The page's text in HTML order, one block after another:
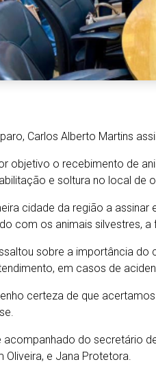
Carlos Alberto Martins
objetivo o recebimento de
e soltura no local de
cidade da região a
com os animais silvestres,
sobre a importância
em casos de
certeza de que
do secretário
Oliveira, e Jana Protetora.